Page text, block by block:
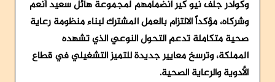
وكوادر جلف نيو كير انضمامهم لمجموعة هائل سعيد أنعم
وشركاه، مؤكداً الالتزام بالعمل المشترك لبناء منظومة رعاية
صحية متكاملة تدعم التحول النوعي الذي تشهده
المملكة، وترسخ معايير جديدة للتميز التشغيلي في قطاع
الأدوية والرعاية الصحية.